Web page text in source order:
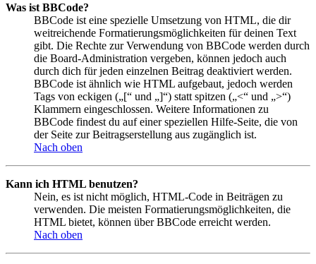
Was ist BBCode?
BBCode ist eine spezielle Umsetzung von HTML, die dir
weitreichende Formatierungsmöglichkeiten für deinen Text
gibt. Die Rechte zur Verwendung von BBCode werden durch
die Board-Administration vergeben, können jedoch auch
durch dich für jeden einzelnen Beitrag deaktiviert werden.
BBCode ist ähnlich wie HTML aufgebaut, jedoch werden
Tags von eckigen („[“ und „]“) statt spitzen („<“ und „>“)
Klammern eingeschlossen. Weitere Informationen zu
BBCode findest du auf einer speziellen Hilfe-Seite, die von
der Seite zur Beitragserstellung aus zugänglich ist.
Nach oben
Kann ich HTML benutzen?
Nein, es ist nicht möglich, HTML-Code in Beiträgen zu
verwenden. Die meisten Formatierungsmöglichkeiten, die
HTML bietet, können über BBCode erreicht werden.
Nach oben